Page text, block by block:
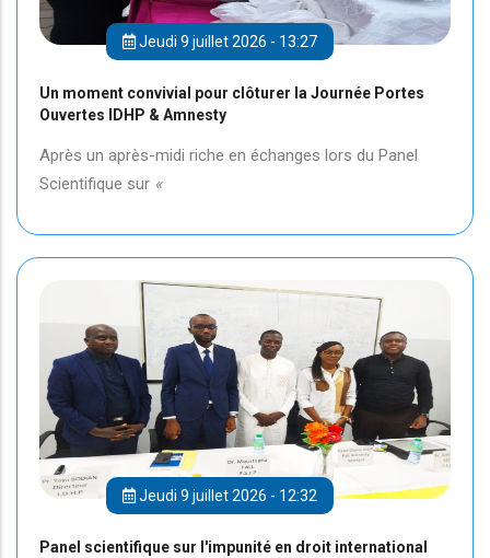
Jeudi 9 juillet 2026 - 13:27
Un moment convivial pour clôturer la Journée Portes
Ouvertes IDHP & Amnesty
Après un après-midi riche en échanges lors du Panel
Scientifique sur «
Jeudi 9 juillet 2026 - 12:32
Panel scientifique sur l'impunité en droit international